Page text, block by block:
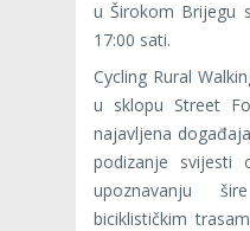
u Širokom Brijegu
17:00 sati.
Cycling Rural
u sklopu Street
najavljena
podizanje svijesti
upoznavanju
biciklističkim